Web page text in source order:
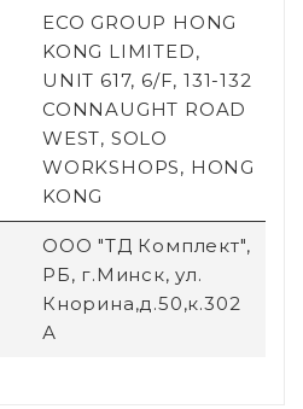
ECO GROUP HONG
KONG LIMITED,
UNIT 617, 6/F, 131-132
CONNAUGHT ROAD
WEST, SOLO
WORKSHOPS, HONG
KONG
ООО "ТД Комплект",
РБ, г.Минск, ул.
Кнорина,д.50,к.302
А